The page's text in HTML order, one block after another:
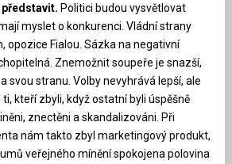
představit. Politici budou vysvětlovat
myslet o konkurenci. Vládní strany
opozice Fialou. Sázka na negativní
Znemožnit soupeře je snazší,
svou stranu. Volby nevyhrává lepší, ale
kteří zbyli, když ostatní byli úspěšně
znectěni a skandalizováni. Při
nám takto zbyl marketingový produkt,
veřejného mínění spokojena polovina